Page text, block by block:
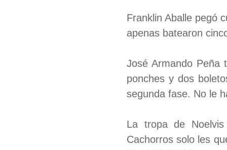
Franklin Aballe pegó
apenas batearon
José Armando Peña
ponches y dos
segunda fase. No le
La tropa de
Cachorros solo les